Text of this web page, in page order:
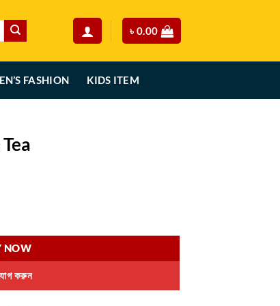
৳ 0.00
FASHION KIDS ITEM
যোগ করুন
NOW